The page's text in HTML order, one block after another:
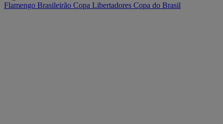
Flamengo Brasileirão Copa Libertadores Copa do Brasil